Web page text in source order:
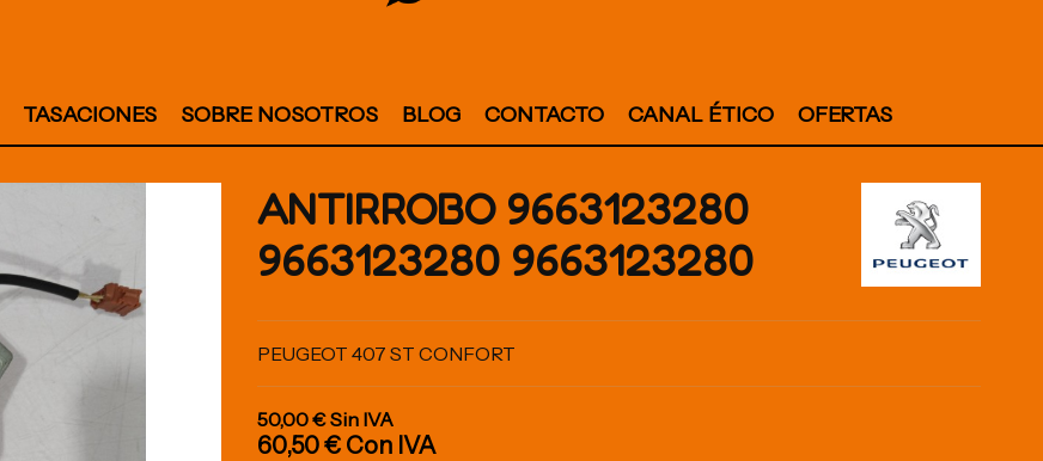
TASACIONES SOBRE NOSOTROS BLOG CONTACTO CANAL ÉTICO OFERTAS
ANTIRROBO 9663123280
9663123280 9663123280
PEUGEOT 407 ST CONFORT
50,00 €Sin IVA
60,50 € Con IVA